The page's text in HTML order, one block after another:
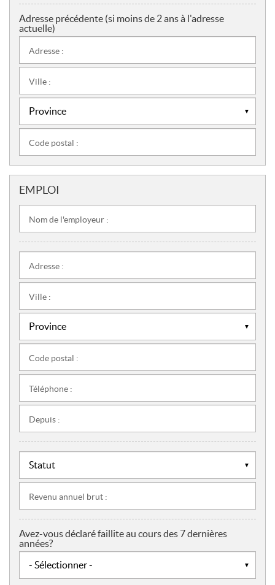
Adresse précédente (si moins de 2 ans à l'adresse
actuelle)
Adresse :
Ville :
Code postal :
EMPLOI
Nom de l'employeur :
Adresse :
Ville :
Code postal :
Téléphone :
Depuis :
Revenu annuel brut :
Avez-vous déclaré faillite au cours des 7 dernières
années?